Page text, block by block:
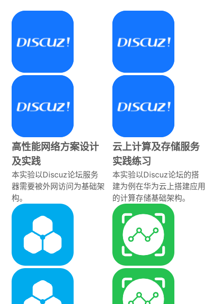
高性能网络方案设计
及实践
本实验以Discuz论坛服务
器需要被外网访问为基础架
构。
云上计算及存储服务
实践练习
本实验以Discuz论坛的搭
建为例在华为云上搭建应用
的计算存储基础架构。